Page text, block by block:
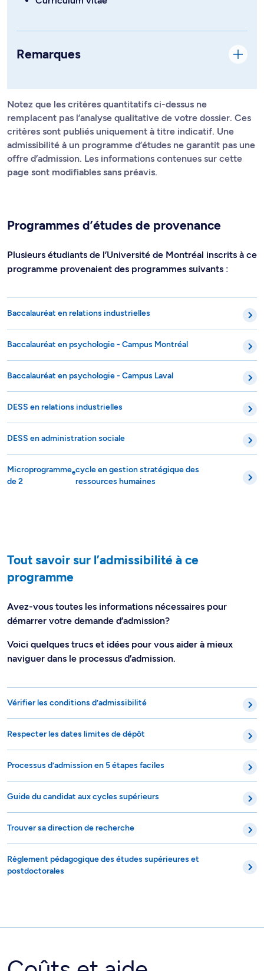
Remarques
Notez que les critères quantitatifs ci-dessus ne
remplacent pas l’analyse qualitative de votre dossier. Ces
critères sont publiés uniquement à titre indicatif. Une
admissibilité à un programme d’études ne garantit pas une
offre d’admission. Les informations contenues sur cette
page sont modifiables sans préavis.
Programmes d’études de provenance
Plusieurs étudiants de l’Université de Montréal inscrits à ce
programme provenaient des programmes suivants :
Baccalauréat en relations industrielles
Baccalauréat en psychologie - Campus Montréal
Baccalauréat en psychologie - Campus Laval
DESS en relations industrielles
DESS en administration sociale
Microprogramme
de 2
ecycle en gestion stratégique des
ressources humaines
Tout savoir sur l’admissibilité à ce
programme
Avez-vous toutes les informations nécessaires pour
démarrer votre demande d’admission?
Voici quelques trucs et idées pour vous aider à mieux
naviguer dans le processus d’admission.
Vérifier les conditions d’admissibilité
Respecter les dates limites de dépôt
Processus d’admission en 5 étapes faciles
Guide du candidat aux cycles supérieurs
Trouver sa direction de recherche
Règlement pédagogique des études supérieures et
postdoctorales